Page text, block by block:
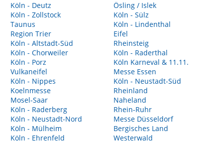
Köln - Deutz
Köln - Zollstock
Taunus
Region Trier
Köln - Altstadt-Süd
Köln - Chorweiler
Köln - Porz
Vulkaneifel
Köln - Nippes
Koelnmesse
Mosel-Saar
Köln - Raderberg
Köln - Neustadt-Nord
Köln - Mülheim
Köln - Ehrenfeld
Ösling / Islek
Köln - Sülz
Köln - Lindenthal
Eifel
Rheinsteig
Köln - Raderthal
Köln Karneval & 11.11.
Messe Essen
Köln - Neustadt-Süd
Rheinland
Naheland
Rhein-Ruhr
Messe Düsseldorf
Bergisches Land
Westerwald